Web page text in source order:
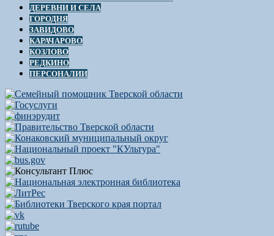
ДЕРЕВНИ И СЕЛА
ГОРОДНЯ
ЗАВИДОВО
КАРАЧАРОВО
КОЗЛОВО
РЕДКИНО
ПЕРСОНАЛИИ